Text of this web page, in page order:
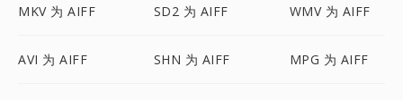
MKV 为 AIFF SD2 为 AIFF WMV 为 AIFF
AVI 为 AIFF SHN 为 AIFF MPG 为 AIFF